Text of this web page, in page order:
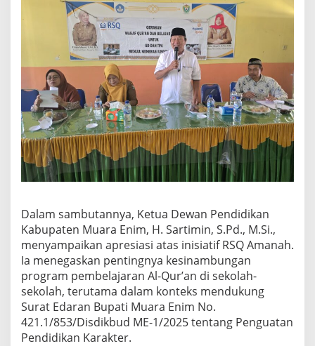
Dalam sambutannya, Ketua Dewan Pendidikan
Kabupaten Muara Enim, H. Sartimin, S.Pd., M.Si.,
menyampaikan apresiasi atas inisiatif RSQ Amanah.
Ia menegaskan pentingnya kesinambungan
program pembelajaran Al-Qur’an di sekolah-
sekolah, terutama dalam konteks mendukung
Surat Edaran Bupati Muara Enim No.
421.1/853/Disdikbud ME-1/2025 tentang Penguatan
Pendidikan Karakter.